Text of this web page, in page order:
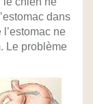
dans
l’estomac ne
Le problème
seul.